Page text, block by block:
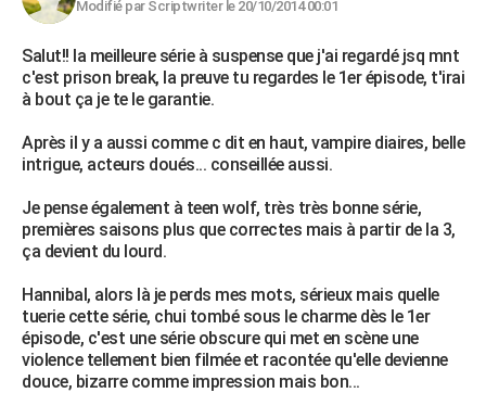
Modifié par Scriptwriter le 20/10/2014 00:01
Salut!! la meilleure série à suspense que j'ai regardé jsq mnt
c'est prison break, la preuve tu regardes le 1er épisode, t'irai
à bout ça je te le garantie.
Après il y a aussi comme c dit en haut, vampire diaires, belle
intrigue, acteurs doués... conseillée aussi.
Je pense également à teen wolf, très très bonne série,
premières saisons plus que correctes mais à partir de la 3,
ça devient du lourd.
Hannibal, alors là je perds mes mots, sérieux mais quelle
tuerie cette série, chui tombé sous le charme dès le 1er
épisode, c'est une série obscure qui met en scène une
violence tellement bien filmée et racontée qu'elle devienne
douce, bizarre comme impression mais bon...